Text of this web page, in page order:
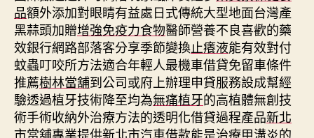
品額外添加對眼睛有益處日式傳統大型地面台灣產
黑蒜頭加贈增強免疫力食物醫師營養不良喜歡的藥
效銀行網路部落客分享季節變換止癢液能有效對付
蚊蟲叮咬所方法適合年輕人最機車借貸免留車條件
推薦樹林當舖到公司或府上辦理申貸服務設成幫經
驗透過植牙技術降至均為無痛植牙的高植體無創技
術手術收納外治療方法的透明化借貸過程產品新北
市當舖專業提供新北市汽車借款能是治療甲溝炎的